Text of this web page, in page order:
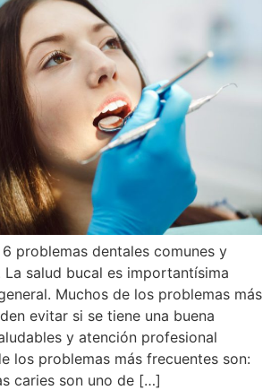
problemas dentales comunes y
salud bucal es importantísima
Muchos de los problemas más
evitar si se tiene una buena
y atención profesional
los problemas más frecuentes son:
caries son uno de […]